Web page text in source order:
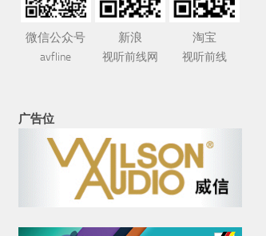
微信公众号
avfline
新浪
视听前线网
淘宝
视听前线
广告位